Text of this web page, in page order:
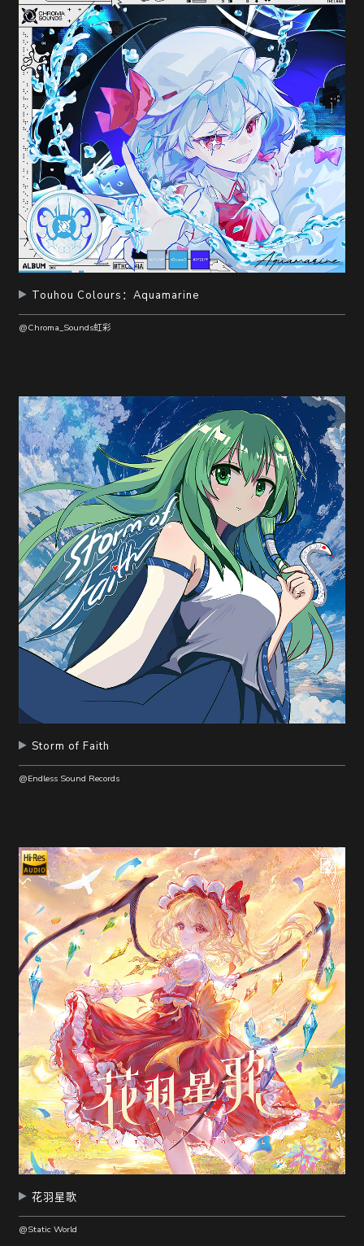
Touhou Colours：Aquamarine
@Chroma_Sounds虹彩
Storm of Faith
@Endless Sound Records
花羽星歌
@Static World